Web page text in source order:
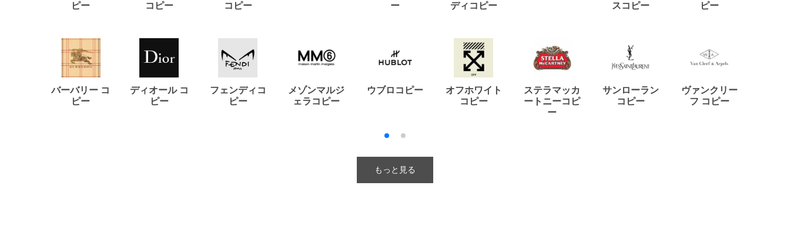
ピー
コピー
コピー
ー
ディコピー
スコピー
ピー
バーバリー コ
ピー
ディオール コ
ピー
フェンディコ
ピー
メゾンマルジ
ェラコピー
ウブロコピー
オフホワイト
コピー
ステラマッカ
ートニーコピ
ー
サンローラン
コピー
ヴァンクリー
フ コピー
もっと見る